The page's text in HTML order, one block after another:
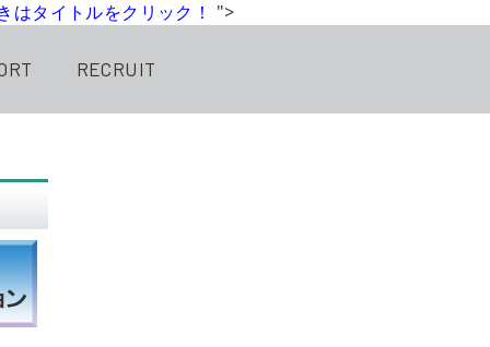
はタイトルをクリック！ ">
RECRUIT